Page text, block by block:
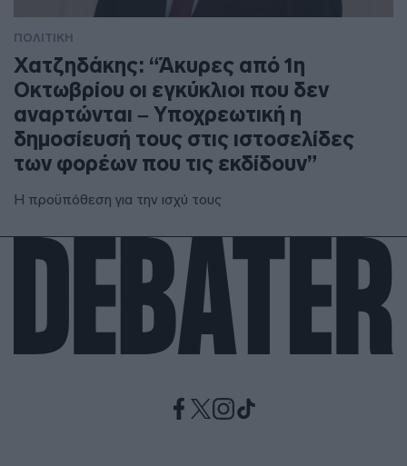
ΠΟΛΙΤΙΚΗ
Χατζηδάκης: “Άκυρες από 1η
Οκτωβρίου οι εγκύκλιοι που δεν
αναρτώνται – Υποχρεωτική η
δημοσίευσή τους στις ιστοσελίδες
των φορέων που τις εκδίδουν”
Η προϋπόθεση για την ισχύ τους